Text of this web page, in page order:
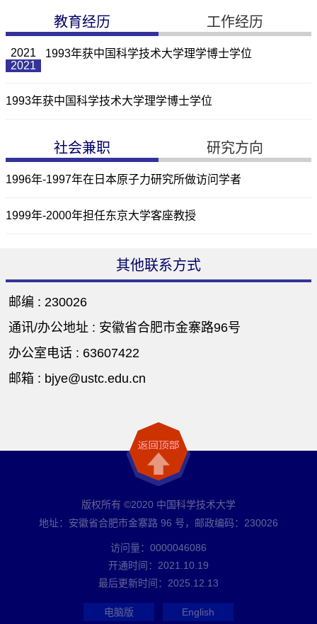
教育经历 工作经历
2021
2021
1993年获中国科学技术大学理学博士学位
1993年获中国科学技术大学理学博士学位
社会兼职 研究方向
1996年-1997年在日本原子力研究所做访问学者
1999年-2000年担任东京大学客座教授
其他联系方式
邮编 : 230026
通讯/办公地址 : 安徽省合肥市金寨路96号
办公室电话 : 63607422
邮箱 : bjye@ustc.edu.cn
版权所有 ©2020 中国科学技术大学
地址：安徽省合肥市金寨路 96 号，邮政编码：230026
访问量： 0000046086
开通时间： 2021 10 19
最后更新时间： 2025 12 13
电脑版 English